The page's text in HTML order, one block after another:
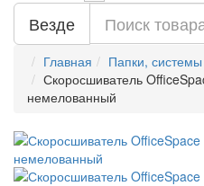
Везде
Главная
Папки,
Скоросшиватель
немелованный